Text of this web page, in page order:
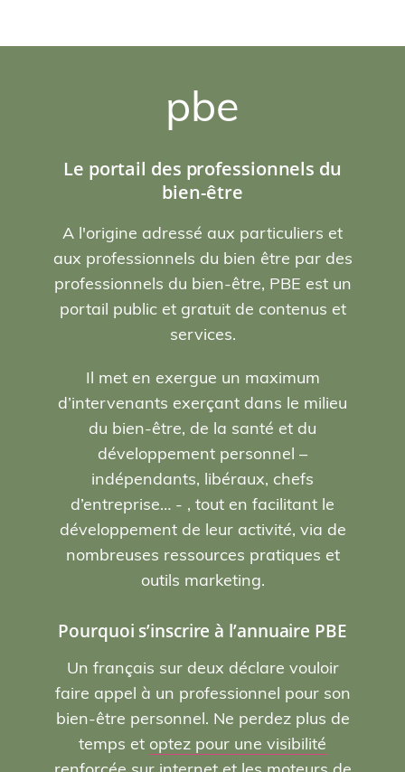
pbe
Le portail des professionnels du
bien-être
A l'origine adressé aux particuliers et
aux professionnels du bien être par des
professionnels du bien-être, PBE est un
portail public et gratuit de contenus et
services.
Il met en exergue un maximum
d’intervenants exerçant dans le milieu
du bien-être, de la santé et du
développement personnel –
indépendants, libéraux, chefs
d’entreprise… - , tout en facilitant le
développement de leur activité, via de
nombreuses ressources pratiques et
outils marketing.
Pourquoi s’inscrire à l’annuaire PBE
Un français sur deux déclare vouloir
faire appel à un professionnel pour son
bien-être personnel. Ne perdez plus de
temps et optez pour une visibilité